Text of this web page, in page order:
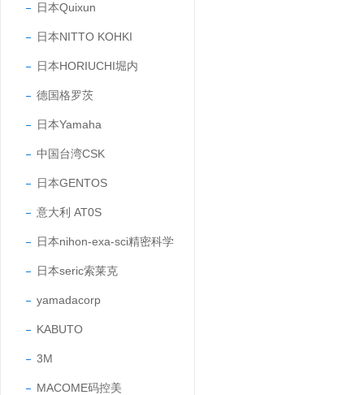
日本Quixun
日本NITTO KOHKI
日本HORIUCHI堀内
德国格罗茨
日本Yamaha
中国台湾CSK
日本GENTOS
意大利 AT0S
日本nihon-exa-sci精密科学
日本seric索莱克
yamadacorp
KABUTO
3M
MACOME码控美